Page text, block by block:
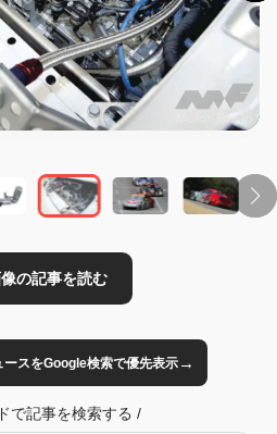
スをGoogle検索で優先表示→
で記事を検索する /